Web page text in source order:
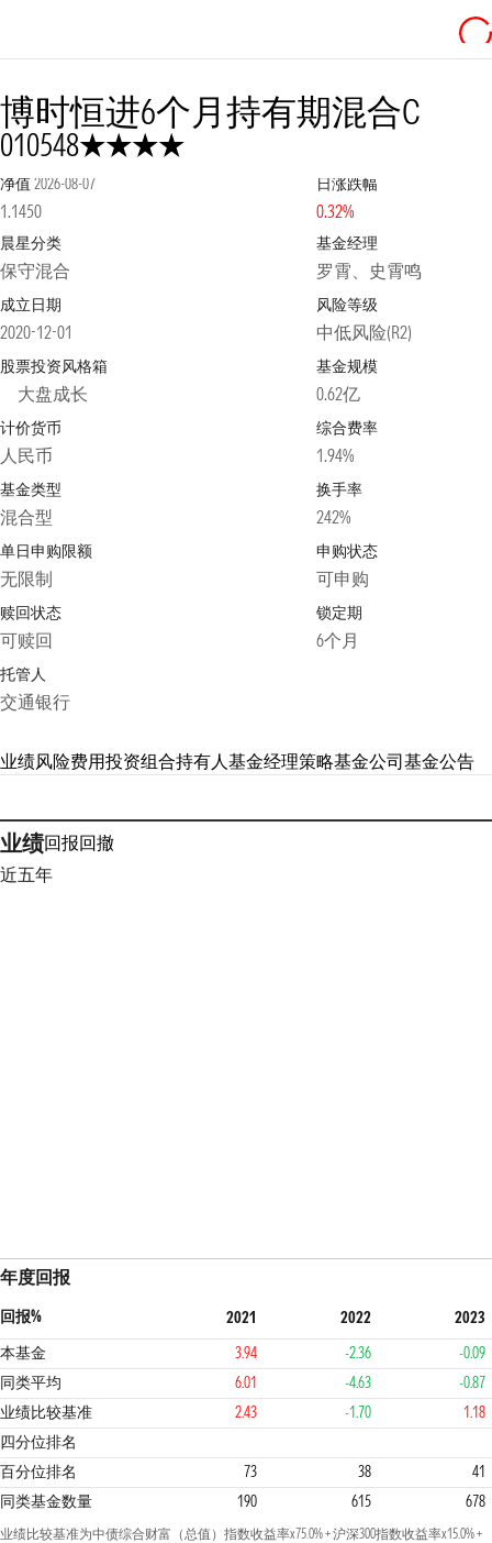
博时恒进6个月持有期混合C
010548
4星
净值 2026-08-07
1.1450
日涨跌幅
0.32%
晨星分类
保守混合
基金经理
罗霄、史霄鸣
成立日期
2020-12-01
风险等级
中低风险(R2)
股票投资风格箱
大盘成长
基金规模
0.62亿
计价货币
人民币
综合费率
1.94%
基金类型
混合型
换手率
242%
单日申购限额
无限制
申购状态
可申购
赎回状态
可赎回
锁定期
6个月
托管人
交通银行
业绩风险费用投资组合持有人基金经理策略基金公司基金公告
业绩回报回撤
近五年
年度回报
回报% 2021 2022
2023
本基金
3.94 -2.36
-0.09
同类平均
6.01 -4.63
-0.87
业绩比较基准
2.43 -1.70
1.18
四分位排名
3 2 2 3
百分位排名 73 38
41
同类基金数量
190 615 678
业绩比较基准为中债综合财富（总值）指数收益率x75.0% + 沪深300指数收益率x15.0% +